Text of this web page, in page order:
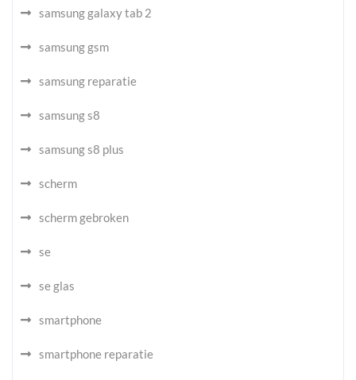
samsung galaxy tab 2
samsung gsm
samsung reparatie
samsung s8
samsung s8 plus
scherm
scherm gebroken
se
se glas
smartphone
smartphone reparatie